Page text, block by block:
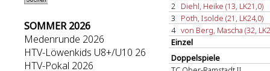
SOMMER 2026
Medenrunde 2026
HTV-Löwenkids U8+/U10 26
HTV-Pokal 2026
2 Diehl, Heike (13, LK21,0)
3
Poth, Isolde (21, LK24,0)
4 von Berg, Mascha (32,
Einzel
Doppelspiele